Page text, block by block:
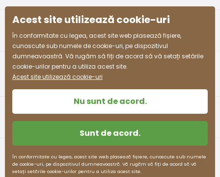
Colectarea bunurilor
pidilidi.cz © 2026. WebdesignLitvanyi.sk .
Acest site utilizează cookie-uri
În conformitate cu legea, acest site web plasează fișiere,
cunoscute sub numele de cookie-uri, pe dispozitivul
dumneavoastră. Vă rugăm să fiți de acord să vă setați setările
cookie-urilor pentru a utiliza acest site.
Acest site utilizează cookie-uri
Nu sunt de acord.
Sunt de acord.
În conformitate cu legea, acest site web plasează fișiere, cunoscute sub numele
de cookie-uri, pe dispozitivul dumneavoastră. Vă rugăm să fiți de acord să vă
setați setările cookie-urilor pentru a utiliza acest site.